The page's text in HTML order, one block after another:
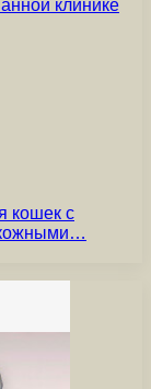
клинике
кошек с